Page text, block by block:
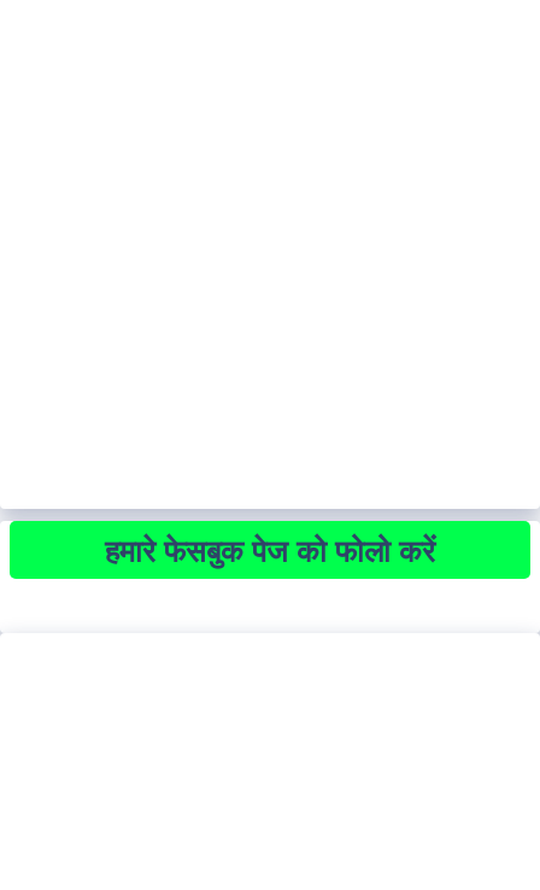
हमारे फेसबुक पेज को फोलो करें